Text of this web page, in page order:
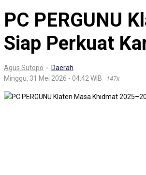
PC PERGUNU
Siap Perkuat
Agus Sutopo - Daerah
Minggu, 31 Mei 2026 - 04:42 WIB 147x